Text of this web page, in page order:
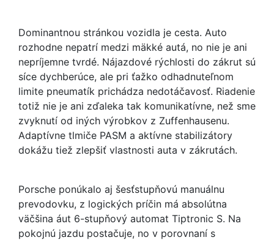
Dominantnou stránkou vozidla je cesta. Auto
rozhodne nepatrí medzi mäkké autá, no nie je ani
nepríjemne tvrdé. Nájazdové rýchlosti do zákrut sú
síce dychberúce, ale pri ťažko odhadnuteľnom
limite pneumatík prichádza nedotáčavosť. Riadenie
totiž nie je ani zďaleka tak komunikatívne, než sme
zvyknutí od iných výrobkov z Zuffenhausenu.
Adaptívne tlmiče PASM a aktívne stabilizátory
dokážu tiež zlepšiť vlastnosti auta v zákrutách.
Porsche ponúkalo aj šesťstupňovú manuálnu
prevodovku, z logických príčin má absolútna
väčšina áut 6-stupňový automat Tiptronic S. Na
pokojnú jazdu postačuje, no v porovnaní s